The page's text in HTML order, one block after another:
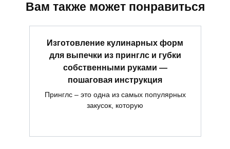
Вам также может понравиться
Изготовление кулинарных форм
для выпечки из принглс и губки
собственными руками —
пошаговая инструкция
Принглс – это одна из самых популярных
закусок, которую